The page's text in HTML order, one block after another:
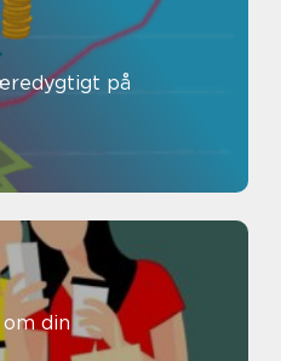
på
din